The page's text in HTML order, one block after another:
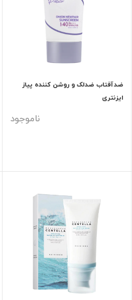
ضدآفتاب ضدلک و روشن کننده پیاز
ایزنتری
ناموجود